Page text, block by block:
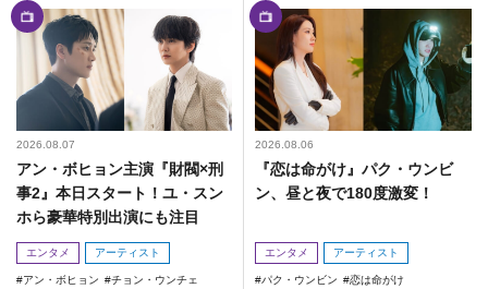
2026.08.07
アン・ボヒョン主演『財閥×刑
事2』本日スタート！ユ・スン
ホら豪華特別出演にも注目
エンタメ アーティスト
アン・ボヒョン
チョン・ウンチェ
2026.08.06
『恋は命がけ』パク・ウンビ
ン、昼と夜で180度激変！
エンタメ アーティスト
パク・ウンビン 恋は命がけ